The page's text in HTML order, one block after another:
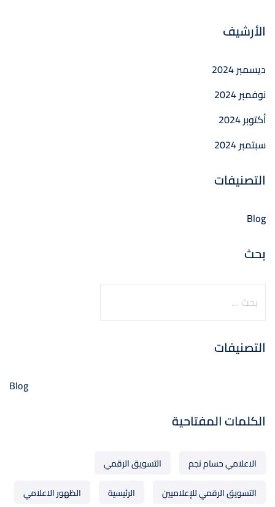
الأرشيف
ديسمبر 2024
نوفمبر 2024
أكتوبر 2024
سبتمبر 2024
التصنيفات
Blog
بحث
التصنيفات
Blog
الكلمات المفتاحية
الاعلامي حسام نجم
التسويق الرقمي
التسويق الرقمي للإعلاميين
الرئيسية الظهور الاعلامي